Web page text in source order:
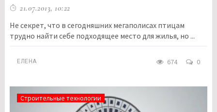
21.07.2013, 10:22
Не секрет, что в сегодняшних мегаполисах птицам
трудно найти себе подходящее место для жилья, но ...
ЕЛЕНА 674 0
Строительные технологии